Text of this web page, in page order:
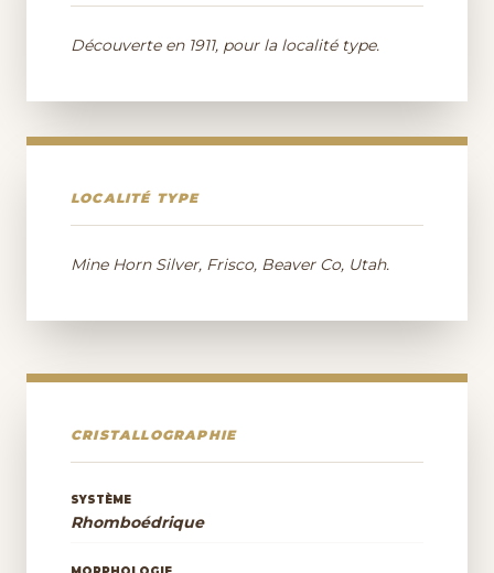
Découverte en 1911, pour la localité type.
LOCALITÉ TYPE
Mine Horn Silver, Frisco, Beaver Co, Utah.
CRISTALLOGRAPHIE
SYSTÈME
Rhomboédrique